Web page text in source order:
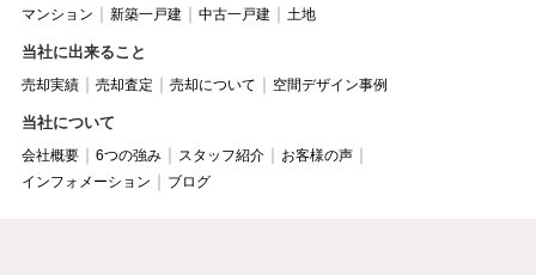
マンション 新築一戸建 中古一戸建 土地
当社に出来ること
売却実績 売却査定 売却について 空間デザイン事例
当社について
会社概要 6つの強み スタッフ紹介
お客様の声
インフォメーション
ブログ